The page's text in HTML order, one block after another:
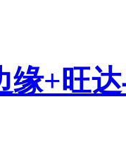
缘+旺